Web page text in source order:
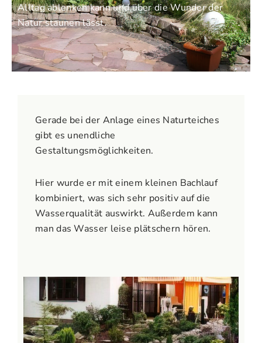
Alltag ablenken kann und über die Wunder der
Natur staunen lässt.
Gerade bei der Anlage eines Naturteiches
gibt es unendliche
Gestaltungsmöglichkeiten.
Hier wurde er mit einem kleinen Bachlauf
kombiniert, was sich sehr positiv auf die
Wasserqualität auswirkt. Außerdem kann
man das Wasser leise plätschern hören.